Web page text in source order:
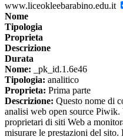
www.liceokleebarabino.edu.it
Nome
Tipologia
Proprieta
Descrizione
Durata
Nome: _pk_id.1.6e46
Tipologia: analitico
Proprieta: Prima parte
Descrizione: Questo nome di
analisi web open source
proprietari di siti Web a
misurare le prestazioni del